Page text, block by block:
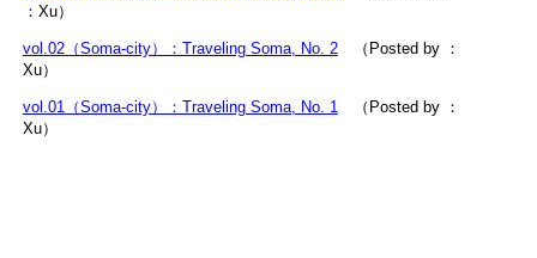
：Xu）
vol.02（Soma-city）：Traveling Soma, No. 2（Posted by ：
Xu）
vol.01（Soma-city）：Traveling Soma, No. 1（Posted by ：
Xu）